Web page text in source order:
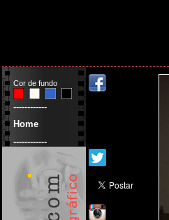
Cor de fundo
------------
Home
------------